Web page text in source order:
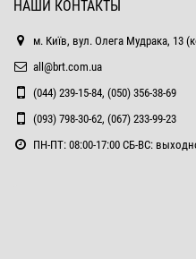
НАШИ КОНТАКТЫ
м. Київ, вул. Олега Мудрака, 13
all@brt.com.ua
(044) 239-15-84, (050) 356-38-69
(093) 798-30-62, (067) 233-99-23
ПН-ПТ: 08:00-17:00 СБ-ВС: